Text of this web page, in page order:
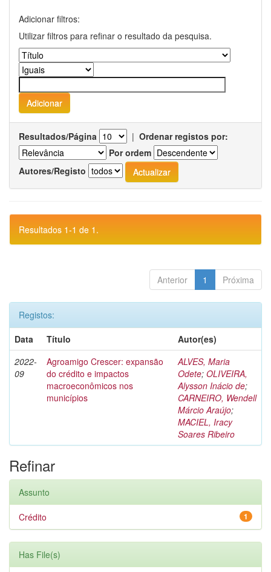
Adicionar filtros:
Utilizar filtros para refinar o resultado da pesquisa.
Resultados/Página | Ordenar registos por:
Por ordem
Autores/Registo
Resultados 1-1 de 1.
Anterior 1 Próxima
Registos:
Data
Título
Autor(es)
2022-
09
Agroamigo Crescer: expansão
do crédito e impactos
macroeconômicos nos
municípios
ALVES, Maria
Odete; OLIVEIRA,
Alysson Inácio de;
CARNEIRO, Wendell
Márcio Araújo;
MACIEL, Iracy
Soares Ribeiro
Refinar
Assunto
1
Crédito
Has File(s)